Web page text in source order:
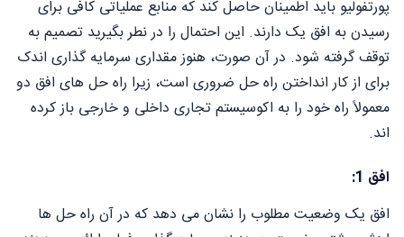
پورتفولیو باید اطمینان حاصل کند که منابع عملیاتی کافی برای
رسیدن به افق یک دارند. این احتمال را در نطر بگیرید تصمیم به
توقف گرفته شود. در آن صورت، هنوز مقداری سرمایه گذاری اندک
برای از کار انداختن راه حل ضروری است، زیرا راه حل های افق دو
معمولاً راه خود را به اکوسیستم تجاری داخلی و خارجی باز کرده
اند.
افق 1:
افق یک وضعیت مطلوب را نشان می دهد که در آن راه حل ها